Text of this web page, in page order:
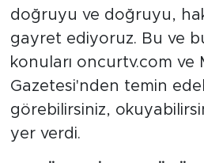
doğruyu ve doğruyu,
gayret ediyoruz. Bu ve
konuları oncurtv.com ve
Gazetesi'nden temin
görebilirsiniz,
yer verdi.